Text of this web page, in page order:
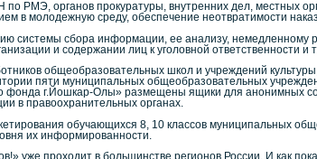
РМЭ, органов прокуратуры, внутренних дел, местных
в молодежную среду, обеспечение неотвратимости
системы сбора информации, ее анализу, немедленному
и содержании лиц к уголовной ответственности и
общеобразовательных школ и учреждений
пяти муниципальных общеобразовательных
фонда г.Йошкар-Олы» размещены ящики для анонимных
в правоохранительных органах.
обучающихся 8, 10 классов муниципальных
их информированности.
уже проходит в большинстве регионов России. И как